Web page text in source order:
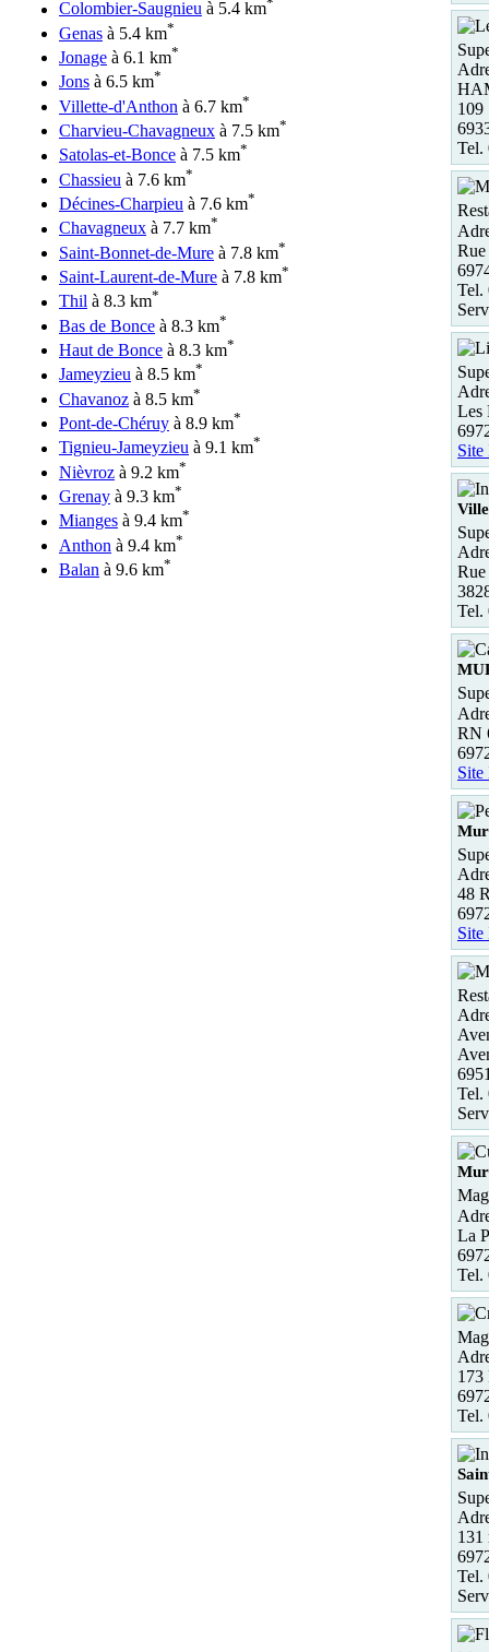
Colombier-Saugnieu à 5.4 km
Genas à 5.4 km*
Jonage à 6.1 km*
Jons à 6.5 km*
Villette-d'Anthon à 6.7 km*
Charvieu-Chavagneux à 7.5 km*
Satolas-et-Bonce à 7.5 km*
Chassieu à 7.6 km*
Décines-Charpieu à 7.6 km*
Chavagneux à 7.7 km*
Saint-Bonnet-de-Mure à 7.8 km*
Saint-Laurent-de-Mure à 7.8 km*
Thil à 8.3 km*
Bas de Bonce à 8.3 km*
Haut de Bonce à 8.3 km*
Jameyzieu à 8.5 km*
Chavanoz à 8.5 km*
Pont-de-Chéruy à 8.9 km*
Tignieu-Jameyzieu à 9.1 km*
Nièvroz à 9.2 km*
Grenay à 9.3 km*
Mianges à 9.4 km*
Anthon à 9.4 km*
Balan à 9.6 km*
109
Tel.
Tel.
Les
Site
Tel.
RN
Site
48
Site
Tel.
La
Tel.
173
Tel.
131
Tel.